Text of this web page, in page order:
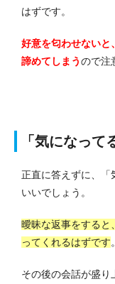
はずです。
好意を匂わせないと
諦めてしまうので注
「気になって
正直に答えずに、「
いいでしょう。
曖昧な返事をすると
ってくれるはずです。
その後の会話が盛